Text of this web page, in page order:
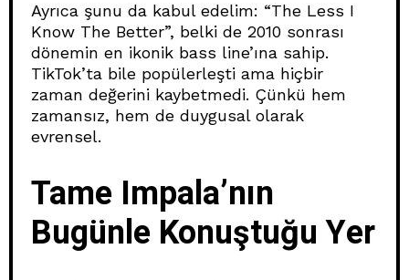
Ayrıca şunu da kabul edelim: “The Less I
Know The Better”, belki de 2010 sonrası
dönemin en ikonik bass line’ına sahip.
TikTok’ta bile popülerleşti ama hiçbir
zaman değerini kaybetmedi. Çünkü hem
zamansız, hem de duygusal olarak
evrensel.
Tame Impala’nın
Bugünle Konuştuğu Yer